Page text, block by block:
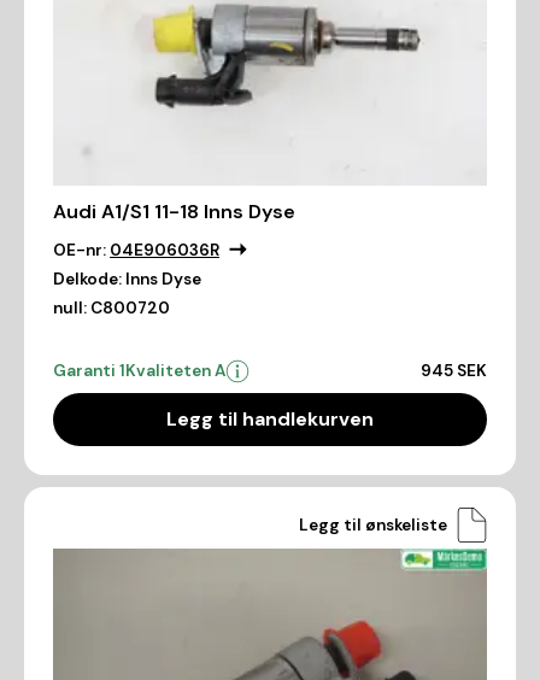
Audi A1/S1 11-18 Inns Dyse
OE-nr: 04E906036R
Delkode: Inns Dyse
null: C800720
Garanti 1Kvaliteten A 945 SEK
Legg til handlekurven
Legg til ønskeliste